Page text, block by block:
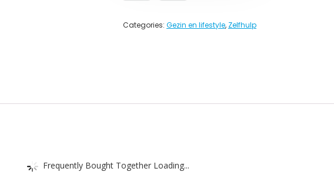
Categories: Gezin en lifestyle, Zelfhulp
Frequently Bought Together Loading...